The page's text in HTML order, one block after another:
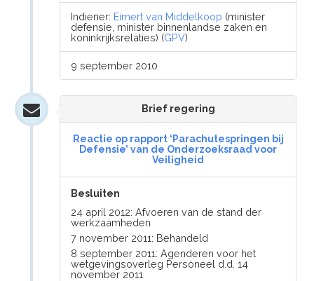
Indiener: Eimert van Middelkoop (minister
defensie, minister binnenlandse zaken en
koninkrijksrelaties) (GPV)
9 september 2010
Brief regering
Reactie op rapport ‘Parachutespringen bij
Defensie’ van de Onderzoeksraad voor
Veiligheid
Besluiten
24 april 2012: Afvoeren van de stand der
werkzaamheden
7 november 2011: Behandeld
8 september 2011: Agenderen voor het
wetgevingsoverleg Personeel d.d. 14
november 2011